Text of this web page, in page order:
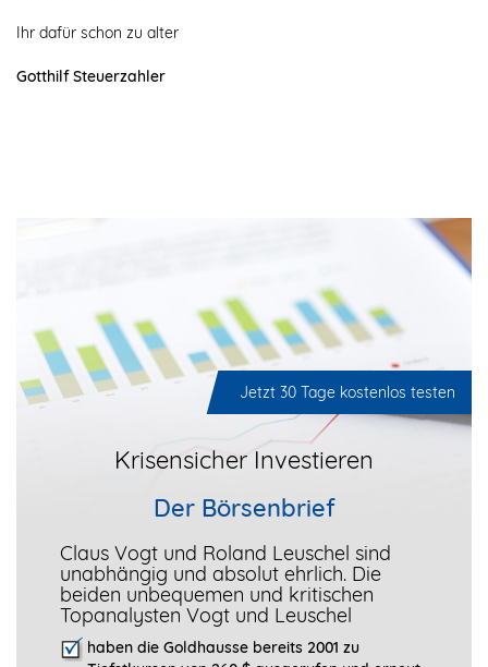
Ihr dafür schon zu alter
Gotthilf Steuerzahler
Jetzt 30 Tage kostenlos testen
Krisensicher Investieren
Der Börsenbrief
Claus Vogt und Roland Leuschel sind
unabhängig und absolut ehrlich. Die
beiden unbequemen und kritischen
Topanalysten Vogt und Leuschel
haben die Goldhausse bereits 2001 zu